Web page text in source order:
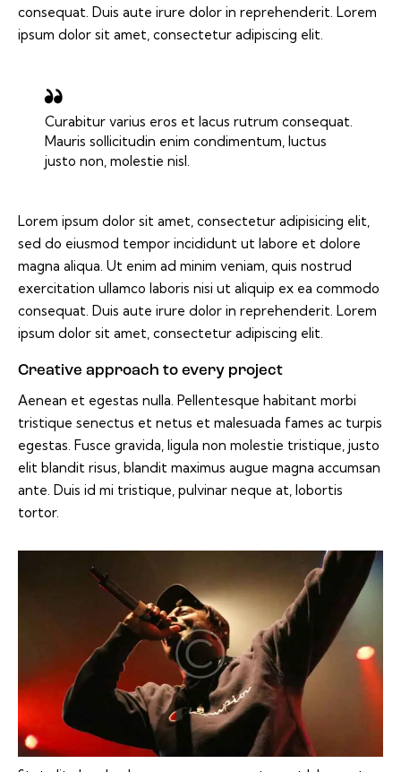
consequat. Duis aute irure dolor in reprehenderit. Lorem
ipsum dolor sit amet, consectetur adipiscing elit.
Curabitur varius eros et lacus rutrum consequat.
Mauris sollicitudin enim condimentum, luctus
justo non, molestie nisl.
Lorem ipsum dolor sit amet, consectetur adipisicing elit,
sed do eiusmod tempor incididunt ut labore et dolore
magna aliqua. Ut enim ad minim veniam, quis nostrud
exercitation ullamco laboris nisi ut aliquip ex ea commodo
consequat. Duis aute irure dolor in reprehenderit. Lorem
ipsum dolor sit amet, consectetur adipiscing elit.
Creative approach to every project
Aenean et egestas nulla. Pellentesque habitant morbi
tristique senectus et netus et malesuada fames ac turpis
egestas. Fusce gravida, ligula non molestie tristique, justo
elit blandit risus, blandit maximus augue magna accumsan
ante. Duis id mi tristique, pulvinar neque at, lobortis
tortor.